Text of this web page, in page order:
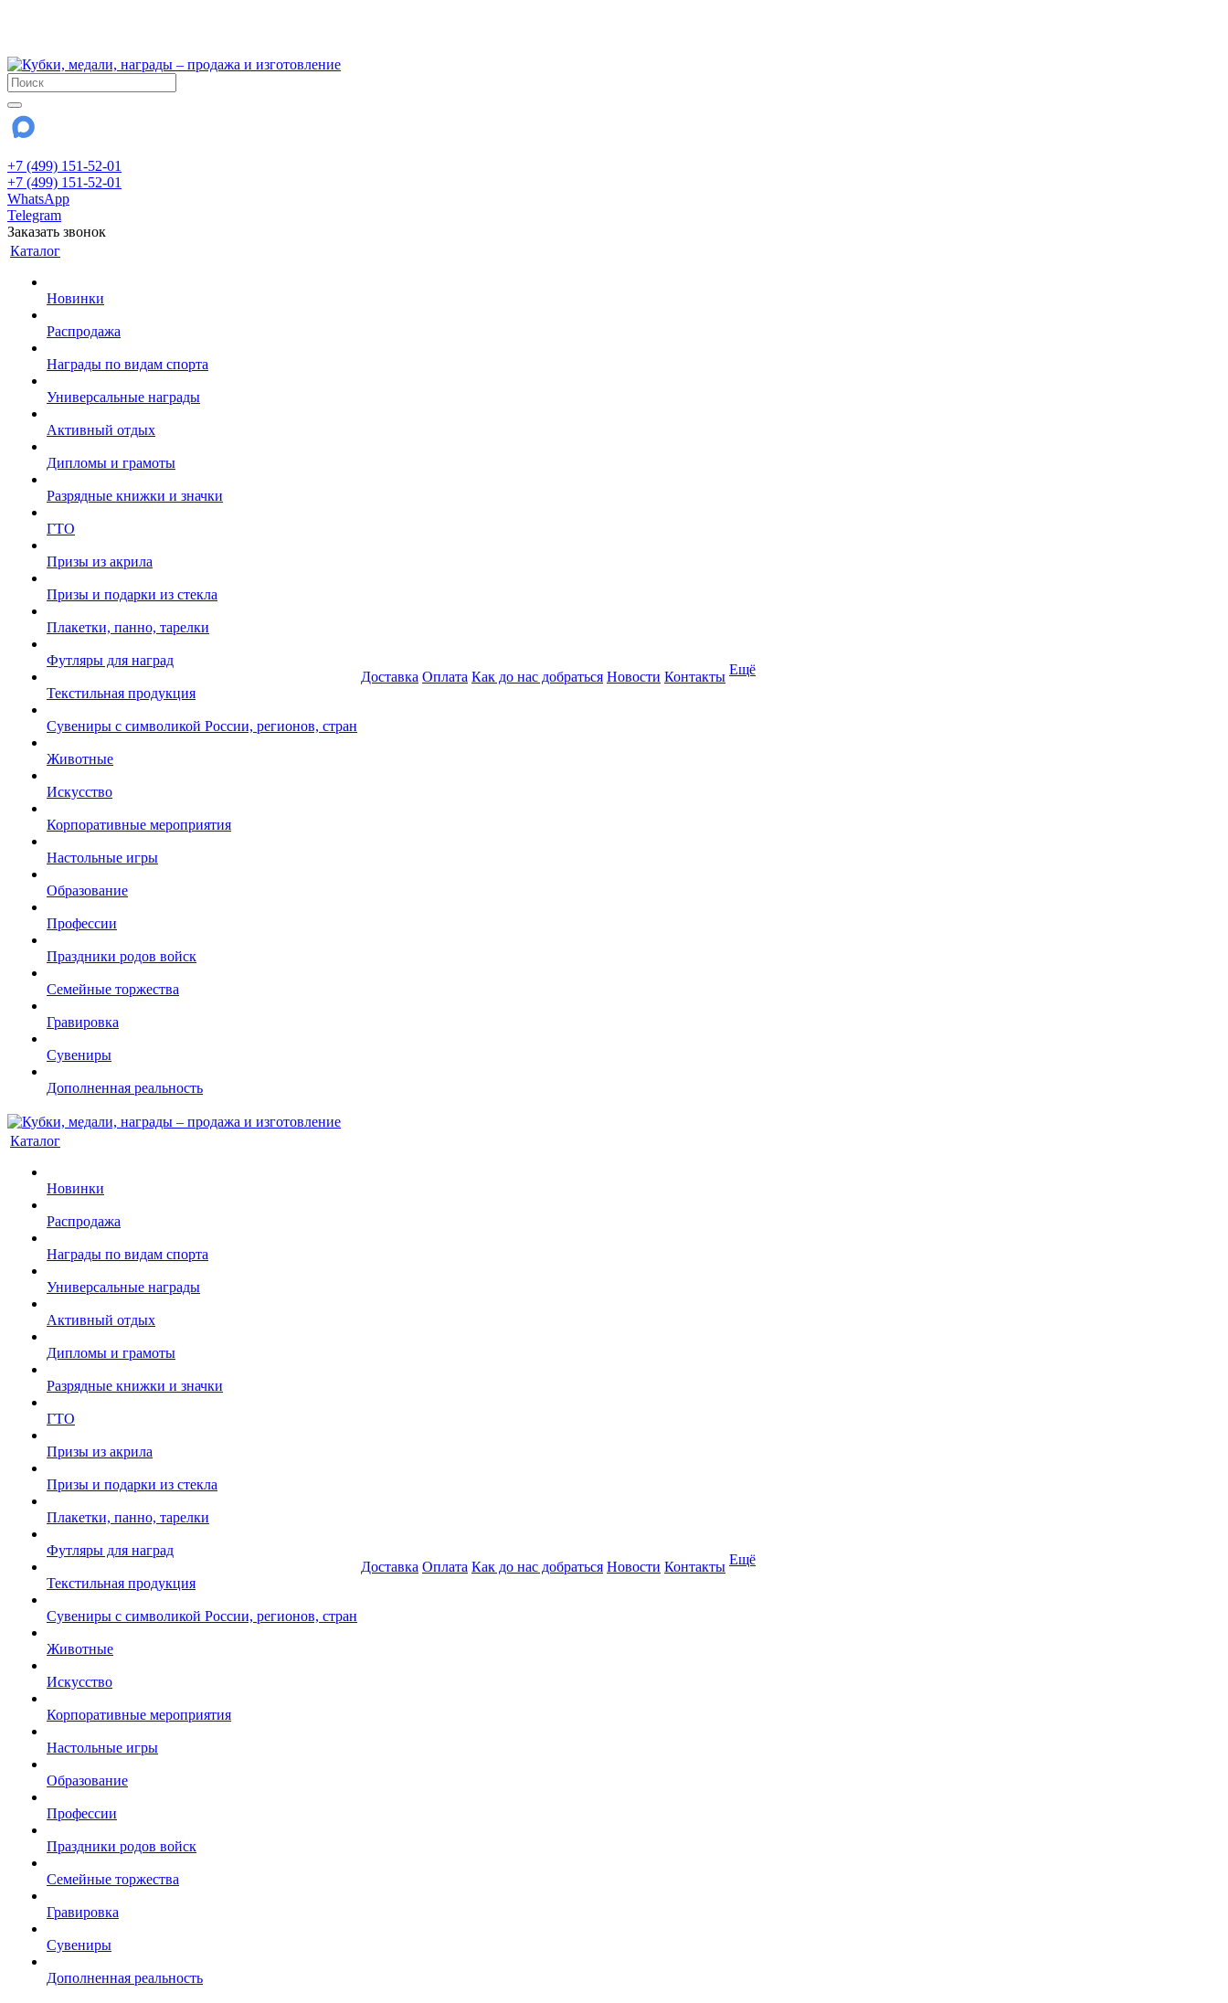
+7 (499) 151-52-01
+7 (499) 151-52-01
WhatsApp
Telegram
Заказать звонок
Каталог
Новинки
Распродажа
Награды по видам спорта
Универсальные награды
Активный отдых
Дипломы и грамоты
Разрядные книжки и значки
ГТО
Призы из акрила
Призы и подарки из стекла
Плакетки, панно, тарелки
Футляры для наград
Текстильная продукция
Сувениры с символикой России, регионов, стран
Животные
Искусство
Корпоративные мероприятия
Настольные игры
Образование
Профессии
Праздники родов войск
Семейные торжества
Гравировка
Сувениры
Дополненная реальность
Доставка Оплата Как до нас добраться Новости Контакты Ещё
Каталог
Новинки
Распродажа
Награды по видам спорта
Универсальные награды
Активный отдых
Дипломы и грамоты
Разрядные книжки и значки
ГТО
Призы из акрила
Призы и подарки из стекла
Плакетки, панно, тарелки
Футляры для наград
Текстильная продукция
Сувениры с символикой России, регионов, стран
Животные
Искусство
Корпоративные мероприятия
Настольные игры
Образование
Профессии
Праздники родов войск
Семейные торжества
Гравировка
Сувениры
Дополненная реальность
Доставка Оплата Как до нас добраться Новости Контакты Ещё